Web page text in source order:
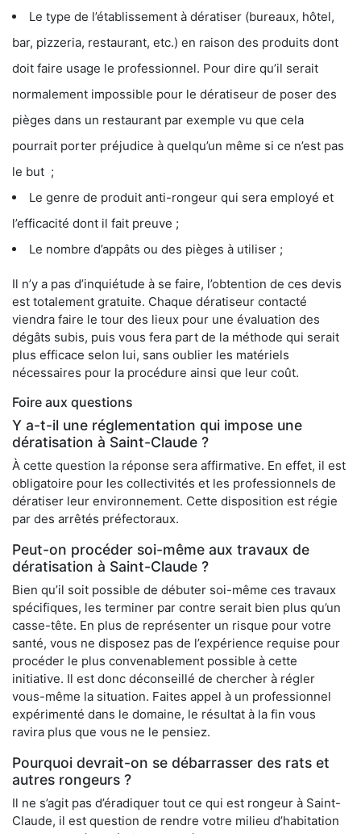
Le type de l’établissement à dératiser (bureaux, hôtel,
bar, pizzeria, restaurant, etc.) en raison des produits dont
doit faire usage le professionnel. Pour dire qu’il serait
normalement impossible pour le dératiseur de poser des
pièges dans un restaurant par exemple vu que cela
pourrait porter préjudice à quelqu’un même si ce n’est pas
le but ;
Le genre de produit anti-rongeur qui sera employé et
l’efficacité dont il fait preuve ;
Le nombre d’appâts ou des pièges à utiliser ;
Il n’y a pas d’inquiétude à se faire, l’obtention de ces devis
est totalement gratuite. Chaque dératiseur contacté
viendra faire le tour des lieux pour une évaluation des
dégâts subis, puis vous fera part de la méthode qui serait
plus efficace selon lui, sans oublier les matériels
nécessaires pour la procédure ainsi que leur coût.
Foire aux questions
Y a-t-il une réglementation qui impose une
dératisation à Saint-Claude ?
À cette question la réponse sera affirmative. En effet, il est
obligatoire pour les collectivités et les professionnels de
dératiser leur environnement. Cette disposition est régie
par des arrêtés préfectoraux.
Peut-on procéder soi-même aux travaux de
dératisation à Saint-Claude ?
Bien qu’il soit possible de débuter soi-même ces travaux
spécifiques, les terminer par contre serait bien plus qu’un
casse-tête. En plus de représenter un risque pour votre
santé, vous ne disposez pas de l’expérience requise pour
procéder le plus convenablement possible à cette
initiative. Il est donc déconseillé de chercher à régler
vous-même la situation. Faites appel à un professionnel
expérimenté dans le domaine, le résultat à la fin vous
ravira plus que vous ne le pensiez.
Pourquoi devrait-on se débarrasser des rats et
autres rongeurs ?
Il ne s’agit pas d’éradiquer tout ce qui est rongeur à Saint-
Claude, il est question de rendre votre milieu d’habitation